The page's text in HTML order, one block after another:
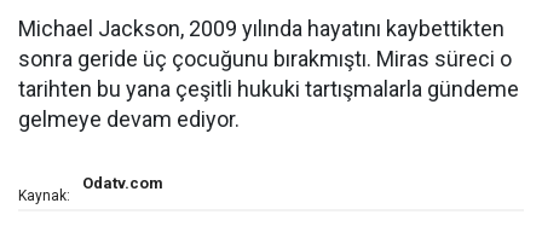
Michael Jackson, 2009 yılında hayatını kaybettikten
sonra geride üç çocuğunu bırakmıştı. Miras süreci o
tarihten bu yana çeşitli hukuki tartışmalarla gündeme
gelmeye devam ediyor.
Kaynak:
Odatv.com